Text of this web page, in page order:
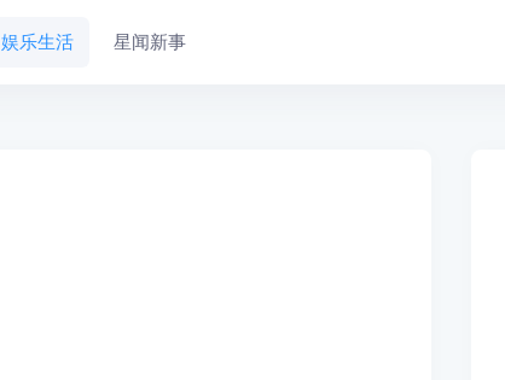
娱乐生活 星闻新事